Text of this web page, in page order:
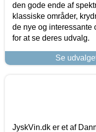
den gode ende af
klassiske områder,
de nye og interessante
for at se deres udvalg.
Se
JyskVin.dk er et af